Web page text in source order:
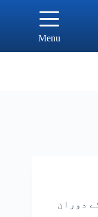
Menu
دوران